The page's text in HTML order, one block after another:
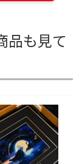
品も見て